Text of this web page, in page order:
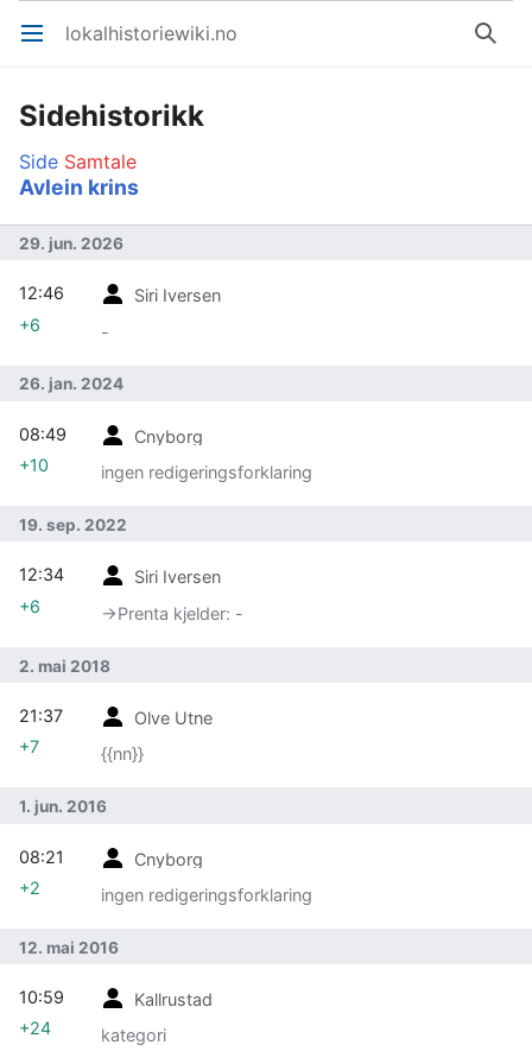
Åpne hovedmenyen lokalhistoriewiki.no Søk
Sidehistorikk
Side Samtale
Avlein krins
29. jun. 2026
Siri Iversen
-
12:46
+6
26. jan. 2024
Cnyborg
ingen redigeringsforklaring
08:49
+10
19. sep. 2022
Siri Iversen
→‎Prenta kjelder: -
12:34
+6
2. mai 2018
Olve Utne
{{nn}}
21:37
+7
1. jun. 2016
Cnyborg
ingen redigeringsforklaring
08:21
+2
12. mai 2016
Kallrustad
kategori
10:59
+24